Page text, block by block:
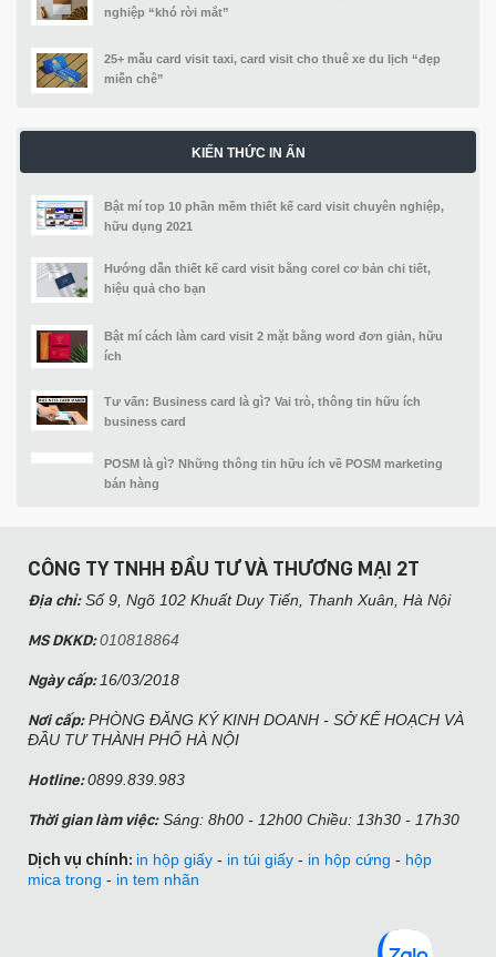
nghiệp “khó rời mắt”
25+ mẫu card visit taxi, card visit cho thuê xe du lịch “đẹp
miễn chê”
KIẾN THỨC IN ẤN
Bật mí top 10 phần mềm thiết kế card visit chuyên nghiệp,
hữu dụng 2021
Hướng dẫn thiết kế card visit bằng corel cơ bản chi tiết,
hiệu quả cho bạn
Bật mí cách làm card visit 2 mặt bằng word đơn giản, hữu
ích
Tư vấn: Business card là gì? Vai trò, thông tin hữu ích
business card
POSM là gì? Những thông tin hữu ích về POSM marketing
bán hàng
CÔNG TY TNHH ĐẦU TƯ VÀ THƯƠNG MẠI 2T
Địa chỉ:Số 9, Ngõ 102 Khuất Duy Tiến, Thanh Xuân, Hà Nội​
MS DKKD:010818864
Ngày cấp: 16/03/2018
Nơi cấp:PHÒNG ĐĂNG KÝ KINH DOANH - SỞ KẾ HOẠCH VÀ
ĐẦU TƯ THÀNH PHỐ HÀ NỘI
Hotline:0899.839.983
Thời gian làm việc:Sáng: 8h00 - 12h00 Chiều: 13h30 - 17h30
Dịch vụ chính: in hộp giấy - in túi giấy - in hộp cứng - hộp
mica trong - in tem nhãn